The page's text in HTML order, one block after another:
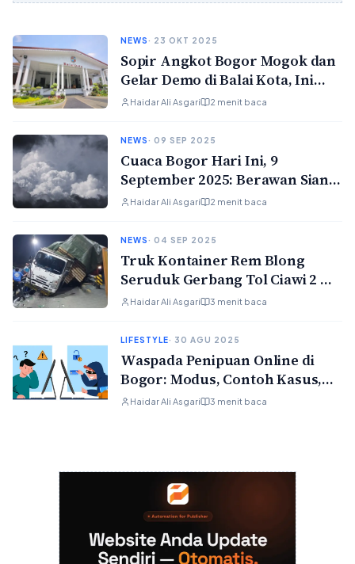
NEWS· 23 OKT 2025
Sopir Angkot Bogor Mogok dan
Gelar Demo di Balai Kota, Ini
Alasannya!
Haidar Ali Asgari 2 menit baca
NEWS· 09 SEP 2025
Cuaca Bogor Hari Ini, 9
September 2025: Berawan Siang
Hari — Waspada Badai Petir
Haidar Ali Asgari 2 menit baca
NEWS· 04 SEP 2025
Truk Kontainer Rem Blong
Seruduk Gerbang Tol Ciawi 2 —
3 Gardu Rusak, Sopir Melarikan
Haidar Ali Asgari 3 menit baca
LIFESTYLE· 30 AGU 2025
Waspada Penipuan Online di
Bogor: Modus, Contoh Kasus,
dan Cara Aman Biar Nggak
Haidar Ali Asgari 3 menit baca